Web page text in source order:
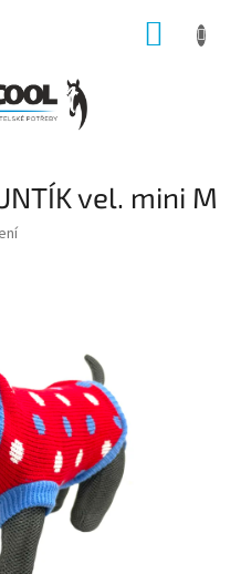
vel. mini M